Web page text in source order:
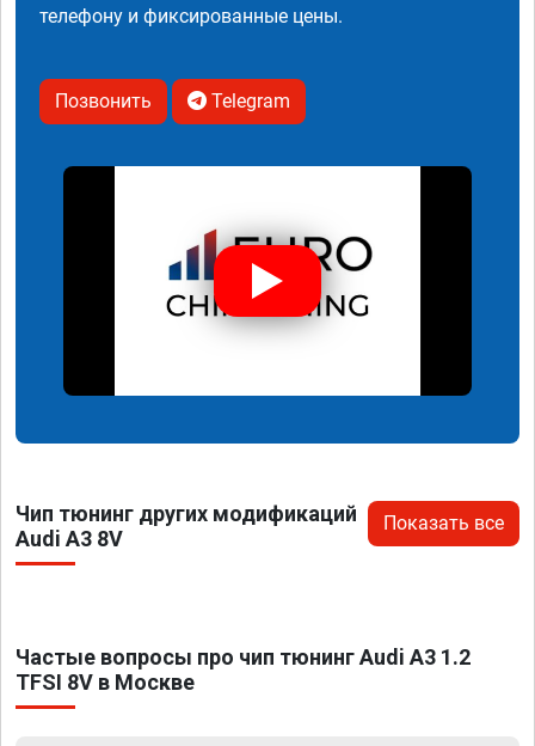
телефону и фиксированные цены.
Позвонить Telegram
Чип тюнинг других модификаций
Audi A3 8V
Показать все
Частые вопросы про чип тюнинг Audi A3 1.2
TFSI 8V в Москве